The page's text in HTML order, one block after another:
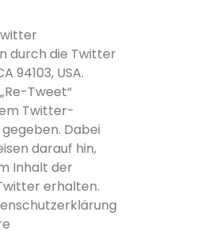
durch die Twitter
94103, USA.
Tweet“
Twitter-
Dabei
darauf hin,
Inhalt der
erhalten.